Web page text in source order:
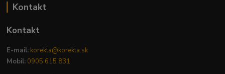
Kontakt
Kontakt
E-mail: korekta@korekta.sk
Mobil: 0905 615 831